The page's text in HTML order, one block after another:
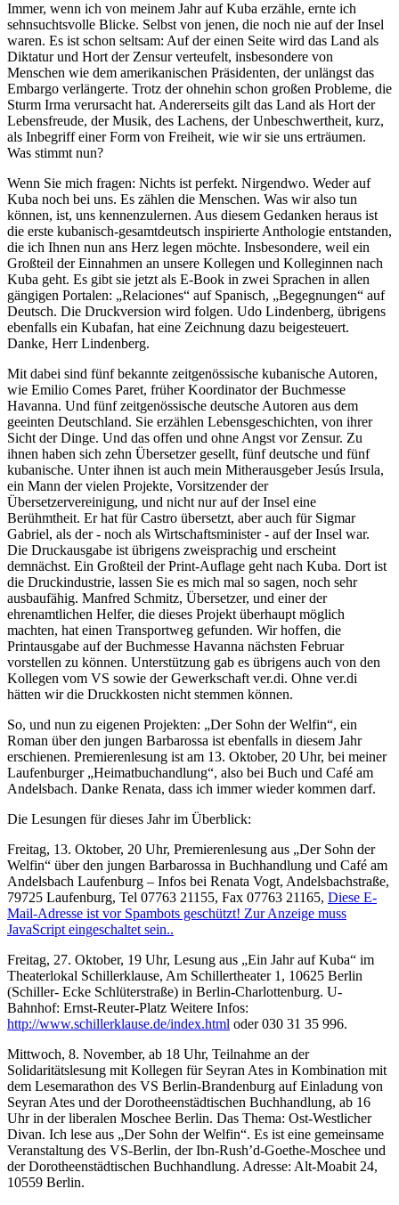
​Immer, wenn ich von meinem Jahr auf Kuba erzähle, ernte ich
sehnsuchtsvolle Blicke. Selbst von jenen, die noch nie auf der Insel
waren. Es ist schon seltsam: Auf der einen Seite wird das Land als
Diktatur und Hort der Zensur verteufelt, insbesondere von
Menschen wie dem amerikanischen Präsidenten, der unlängst das
Embargo verlängerte. Trotz der ohnehin schon großen Probleme, die
Sturm Irma verursacht hat. Andererseits gilt das Land als Hort der
Lebensfreude, der Musik, des Lachens, der Unbeschwertheit, kurz,
als Inbegriff einer Form von Freiheit, wie wir sie uns erträumen.
Was stimmt nun?
Wenn Sie mich fragen: Nichts ist perfekt. Nirgendwo. Weder auf
Kuba noch bei uns. Es zählen die Menschen. Was wir also tun
können, ist, uns kennenzulernen. Aus diesem Gedanken heraus ist
die erste kubanisch-gesamtdeutsch inspirierte Anthologie entstanden,
die ich Ihnen nun ans Herz legen möchte. Insbesondere, weil ein
Großteil der Einnahmen an unsere Kollegen und Kolleginnen nach
Kuba geht. Es gibt sie jetzt als E-Book in zwei Sprachen in allen
gängigen Portalen: „Relaciones“ auf Spanisch, „Begegnungen“ auf
Deutsch. Die Druckversion wird folgen. Udo Lindenberg, übrigens
ebenfalls ein Kubafan, hat eine Zeichnung dazu beigesteuert.
Danke, Herr Lindenberg.
Mit dabei sind fünf bekannte zeitgenössische kubanische Autoren,
wie Emilio Comes Paret, früher Koordinator der Buchmesse
Havanna. Und fünf zeitgenössische deutsche Autoren aus dem
geeinten Deutschland. Sie erzählen Lebensgeschichten, von ihrer
Sicht der Dinge. Und das offen und ohne Angst vor Zensur. Zu
ihnen haben sich zehn Übersetzer gesellt, fünf deutsche und fünf
kubanische. Unter ihnen ist auch mein Mitherausgeber Jesús Irsula,
ein Mann der vielen Projekte, Vorsitzender der
Übersetzervereinigung, und nicht nur auf der Insel eine
Berühmtheit. Er hat für Castro übersetzt, aber auch für Sigmar
Gabriel, als der - noch als Wirtschaftsminister - auf der Insel war.
Die Druckausgabe ist übrigens zweisprachig und erscheint
demnächst. Ein Großteil der Print-Auflage geht nach Kuba. Dort ist
die Druckindustrie, lassen Sie es mich mal so sagen, noch sehr
ausbaufähig. Manfred Schmitz, Übersetzer, und einer der
ehrenamtlichen Helfer, die dieses Projekt überhaupt möglich
machten, hat einen Transportweg gefunden. Wir hoffen, die
Printausgabe auf der Buchmesse Havanna nächsten Februar
vorstellen zu können. Unterstützung gab es übrigens auch von den
Kollegen vom VS sowie der Gewerkschaft ver.di. Ohne ver.di
hätten wir die Druckkosten nicht stemmen können.
So, und nun zu eigenen Projekten: „Der Sohn der Welfin“, ein
Roman über den jungen Barbarossa ist ebenfalls in diesem Jahr
erschienen. Premierenlesung ist am 13. Oktober, 20 Uhr, bei meiner
Laufenburger „Heimatbuchandlung“, also bei Buch und Café am
Andelsbach. Danke Renata, dass ich immer wieder kommen darf.
Die Lesungen für dieses Jahr im Überblick:
Freitag, 13. Oktober, 20 Uhr, Premierenlesung aus „Der Sohn der
Welfin“ über den jungen Barbarossa in Buchhandlung und Café am
Andelsbach Laufenburg – Infos bei Renata Vogt, Andelsbachstraße,
79725 Laufenburg, Tel 07763 21155, Fax 07763 21165, Diese E-
Mail-Adresse ist vor Spambots geschützt! Zur Anzeige muss
JavaScript eingeschaltet sein..
Freitag, 27. Oktober, 19 Uhr, Lesung aus „Ein Jahr auf Kuba“ im
Theaterlokal Schillerklause, Am Schillertheater 1, 10625 Berlin
(Schiller- Ecke Schlüterstraße) in Berlin-Charlottenburg. U-
Bahnhof: Ernst-Reuter-Platz Weitere Infos:
http://www.schillerklause.de/index.html oder 030 31 35 996.
Mittwoch, 8. November, ab 18 Uhr, Teilnahme an der
Solidaritätslesung mit Kollegen für Seyran Ates in Kombination mit
dem Lesemarathon des VS Berlin-Brandenburg auf Einladung von
Seyran Ates und der Dorotheenstädtischen Buchhandlung, ab 16
Uhr in der liberalen Moschee Berlin. Das Thema: Ost-Westlicher
Divan. Ich lese aus „Der Sohn der Welfin“. Es ist eine gemeinsame
Veranstaltung des VS-Berlin, der Ibn-Rush’d-Goethe-Moschee und
der Dorotheenstädtischen Buchhandlung. Adresse: Alt-Moabit 24,
10559 Berlin.